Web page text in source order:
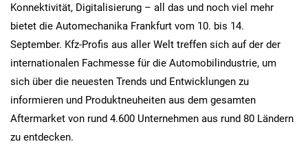
Konnektivität, Digitalisierung – all das und noch viel mehr
bietet die Automechanika Frankfurt vom 10. bis 14.
September. Kfz-Profis aus aller Welt treffen sich auf der der
internationalen Fachmesse für die Automobilindustrie, um
sich über die neuesten Trends und Entwicklungen zu
informieren und Produktneuheiten aus dem gesamten
Aftermarket von rund 4.600 Unternehmen aus rund 80 Ländern
zu entdecken.